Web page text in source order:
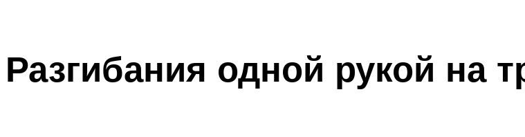
Разгибания одной рукой на